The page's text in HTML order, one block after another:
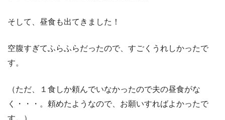
そして、昼食も出てきました！
空腹すぎてふらふらだったので、すごくうれしかったで
す。
（ただ、１食しか頼んでいなかったので夫の昼食がな
く・・・。頼めたようなので、お願いすればよかったで
す。）